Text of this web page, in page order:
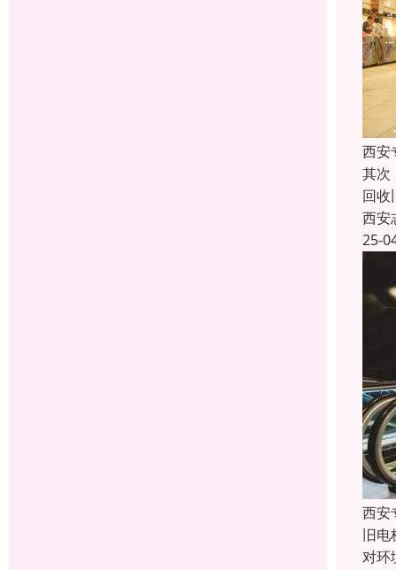
西安
其次
回收
西安
25-
西安
旧电
对环